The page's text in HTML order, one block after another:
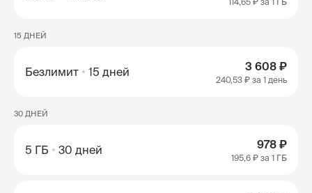
15 ДНЕЙ
Безлимит 15 дней 3 608 ₽
240,53 ₽ за 1 день
30 ДНЕЙ
5 ГБ 30 дней 978 ₽
195,6 ₽ за 1 ГБ